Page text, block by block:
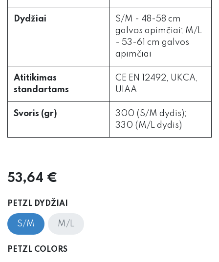
Dydžiai
S/M - 48-58 cm
galvos apimčiai; M/L
- 53-61 cm galvos
apimčiai
Atitikimas
standartams
CE EN 12492, UKCA,
UIAA
Svoris (gr)
300 (S/M dydis);
330 (M/L dydis)
53,64 €
PETZL DYDŽIAI
S/M M/L
PETZL COLORS